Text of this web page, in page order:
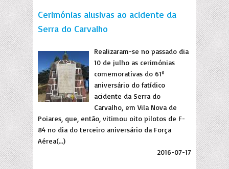
Cerimónias alusivas ao acidente da
Serra do Carvalho
Realizaram-se no passado dia
10 de julho as cerimónias
comemorativas do 61º
aniversário do fatídico
acidente da Serra do
Carvalho, em Vila Nova de
Poiares, que, então, vitimou oito pilotos de F-
84 no dia do terceiro aniversário da Força
Aérea(...)
2016-07-17